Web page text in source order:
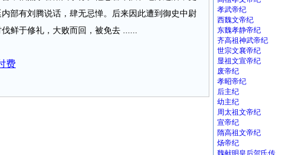
部有刘腾说话，肆无忌惮。后来因此遭到御史中尉
鲜于修礼，大败而回，被免去 ......
费
孝武帝纪
西魏文帝纪
东魏孝静帝纪
齐高祖神武帝纪
世宗文襄帝纪
显祖文宣帝纪
废帝纪
孝昭帝纪
后主纪
幼主纪
周太祖文帝纪
宣帝纪
隋高祖文帝纪
炀帝纪
魏献明皇后贺氏传